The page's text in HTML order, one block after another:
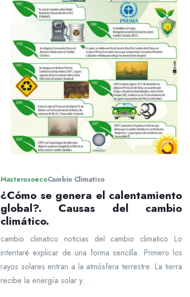
MasterasoecoCambio Climatico
¿Cómo se genera el calentamiento
global?. Causas del cambio
climático.
cambio climatico noticias del cambio climatico Lo
intentaré explicar de una forma sencilla. Primero los
rayos solares entran a la atmósfera terrestre. La tierra
recibe la energía solar y...